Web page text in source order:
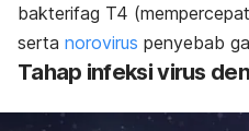
bakterifag T4
serta norovirus penyebab
Tahap infeksi virus